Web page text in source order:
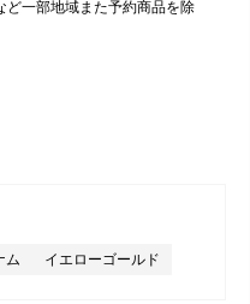
一部地域また予約商品を除
ム イエローゴールド